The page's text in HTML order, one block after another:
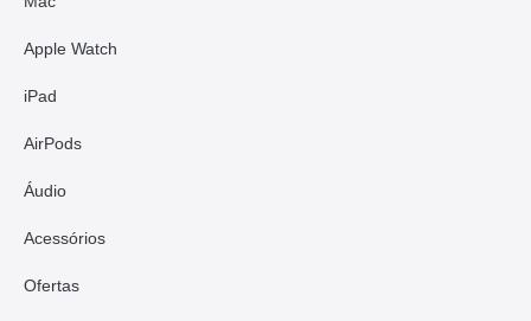
Apple Watch
iPad
AirPods
Áudio
Acessórios
Ofertas